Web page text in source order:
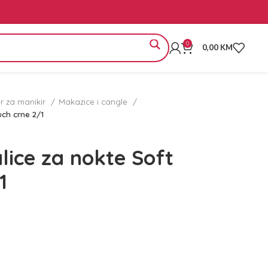
0 0,00 KM
za manikir
Makazice i cangle
crne 2/1
za nokte Soft